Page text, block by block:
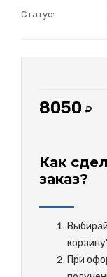
Статус:
8050 ₽
Как
заказ?
При